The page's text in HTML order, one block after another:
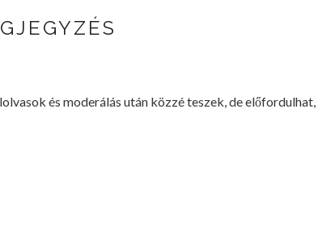
és moderálás után közzé teszek, de előfordulhat,